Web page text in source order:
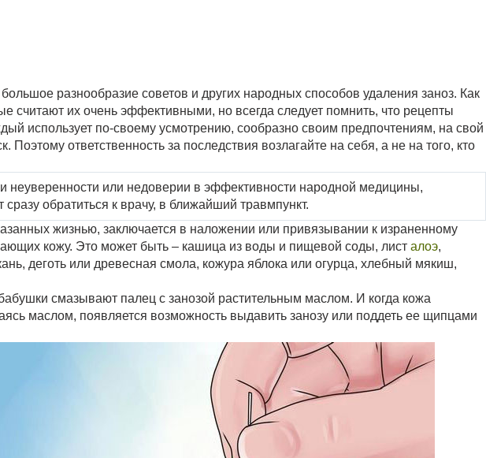
разнообразие советов и других народных способов удаления заноз. Как
считают их очень эффективными, но всегда следует помнить, что рецепты
использует по-своему усмотрению, сообразно своим предпочтениям, на свой
Поэтому ответственность за последствия возлагайте на себя, а не на того, кто
неуверенности или недоверии в эффективности народной медицины,
сразу обратиться к врачу, в ближайший травмпункт.
жизнью, заключается в наложении или привязывании к израненному
кожу. Это может быть – кашица из воды и пищевой соды, лист алоэ,
деготь или древесная смола, кожура яблока или огурца, хлебный мякиш,
смазывают палец с занозой растительным маслом. И когда кожа
маслом, появляется возможность выдавить занозу или поддеть ее щипцами